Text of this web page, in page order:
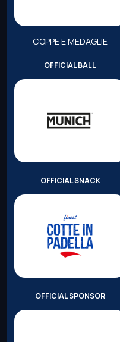
COPPE E MEDAGLIE
OFFICIAL BALL
OFFICIAL SNACK
OFFICIAL SPONSOR